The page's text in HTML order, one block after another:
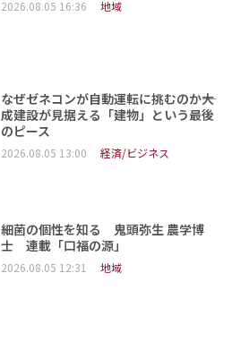
2026.08.05 16:36 地域
なぜゼネコンが自動運転に挑むのか――大
成建設が見据える「建物」という最後
のピース
2026.08.05 13:00 経済/ビジネス
細菌の個性を知る 鬼頭弥生 農学博
士 連載「口福の源」
2026.08.05 12:31 地域